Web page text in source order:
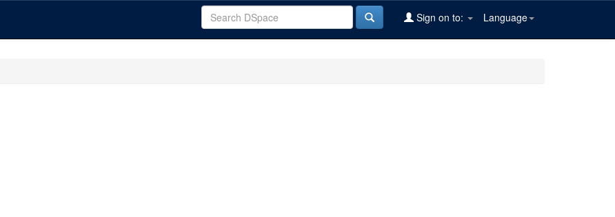
Language
Sign on to: